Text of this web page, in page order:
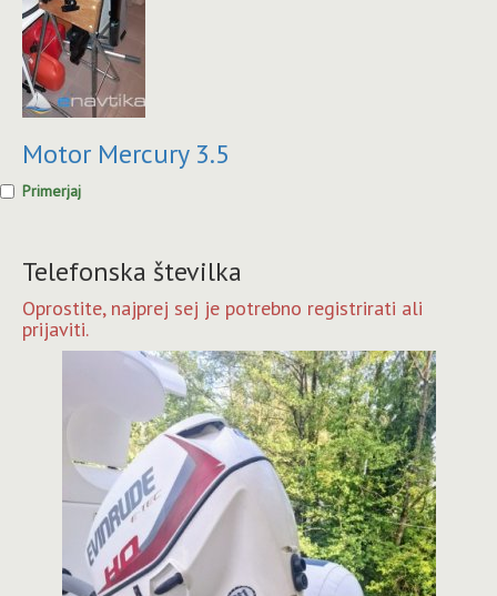
Motor Mercury 3.5
Primerjaj
Telefonska številka
Oprostite, najprej sej je potrebno registrirati ali
prijaviti.